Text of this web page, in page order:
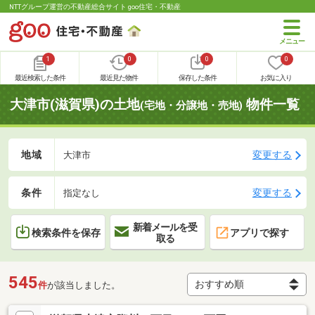
NTTグループ運営の不動産総合サイト goo住宅・不動産
1
最近検索した条件
0
最近見た物件
0
保存した条件
0
お気に入り
大津市(滋賀県)の土地(宅地・分譲地・売地) 物件一覧
地域 大津市 変更する
条件 指定なし 変更する
検索条件を保存
新着メールを受
取る
アプリで探す
545件が該当しました。